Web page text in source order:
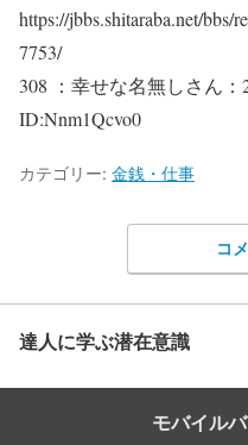
https://jbbs.shitaraba.net/bbs/
7753/
308 ：幸せな名無しさん：
ID:Nnm1Qcvo0
カテゴリー: 金銭・仕事
コ
達人に学ぶ潜在意識
モバイル